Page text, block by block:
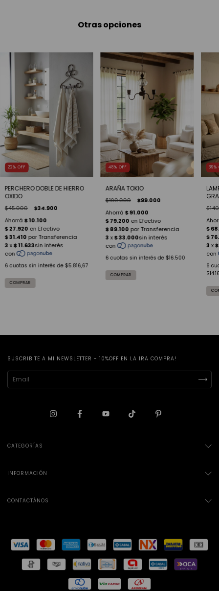
Otras opciones
22% OFF
PERCHERO DOBLE DE HIERRO
OXIDO
$45.000 $34.900
6 cuotas sin interés de $5.816,67
48% OFF
ARAÑA TOKIO
$190.000 $99.000
6 cuotas sin interés de $16.500
COMPRAR
39%
6
SUSCRIBITE A MI NEWSLETTER - 10%OFF EN LA 1RA COMPRA!
CATEGORÍAS
INFORMACIÓN
CONTACTÁNOS